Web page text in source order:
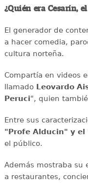
¿Quién era Cesarín,
El generador de
a hacer comedia,
cultura norteña.
Compartía en videos
llamadoLeovardo
Peruci", quien
Entre sus
"Profe Alducin" y el
el público.
Además mostraba su
a restaurantes,